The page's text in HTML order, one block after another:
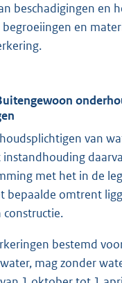
beschadigingen en
en
van
met het in de
bepaalde omtrent
bestemd
mag zonder